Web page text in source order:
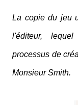
La copie du jeu
l'éditeur,
processus de
Monsieur Smith.